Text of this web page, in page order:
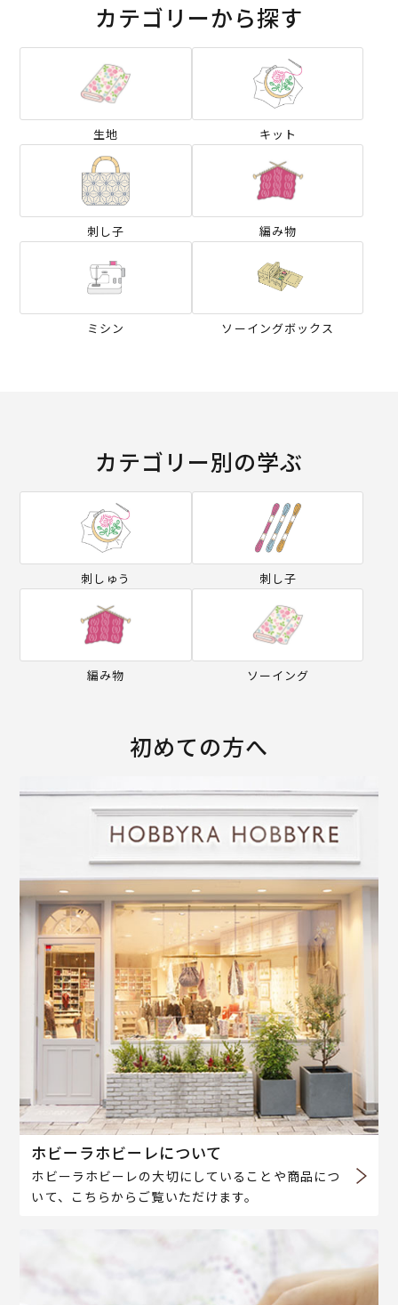
カテゴリーから探す
生地 キット
刺し子 編み物
ミシン ソーイングボックス
カテゴリー別の学ぶ
刺しゅう 刺し子
編み物 ソーイング
初めての方へ
ホビーラホビーレについて
ホビーラホビーレの大切にしていることや商品につ
いて、こちらからご覧いただけます。